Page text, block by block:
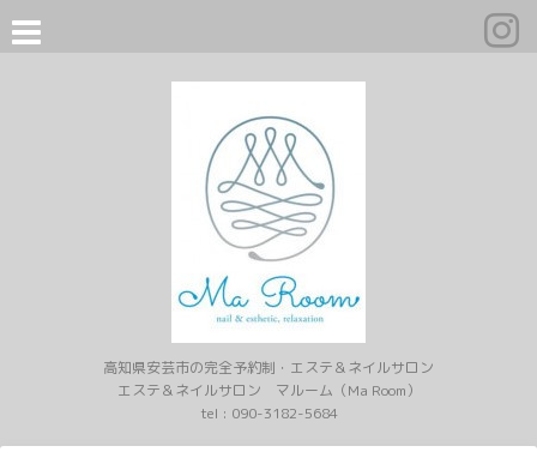
高知県安芸市の完全予約制・エステ＆ネイルサロン
エステ＆ネイルサロン マルーム（Ma Room）
tel : 090-3182-5684